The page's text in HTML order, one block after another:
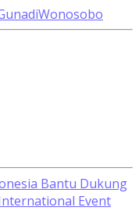
Wonosobo
Bantu Dukung
Event